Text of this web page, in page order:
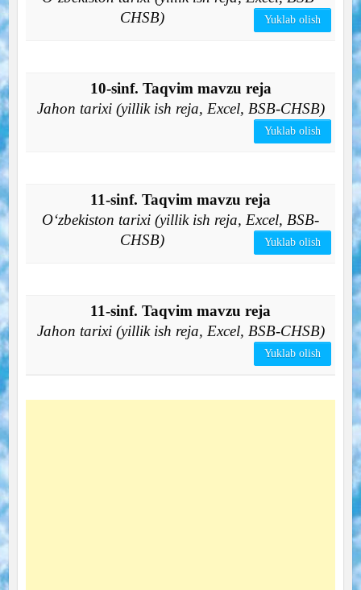
CHSB)
Yuklab olish
10-sinf. Taqvim mavzu reja
Jahon tarixi (yillik ish reja, Excel, BSB-CHSB)
Yuklab olish
11-sinf. Taqvim mavzu reja
O‘zbekiston tarixi (yillik ish reja, Excel, BSB-
CHSB)
Yuklab olish
11-sinf. Taqvim mavzu reja
Jahon tarixi (yillik ish reja, Excel, BSB-CHSB)
Yuklab olish